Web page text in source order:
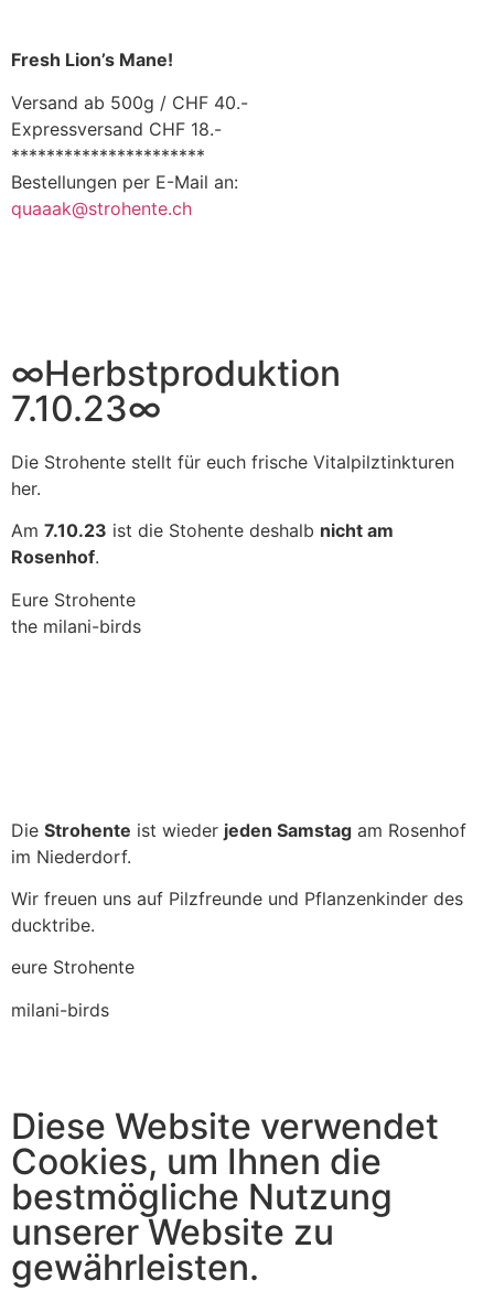
Fresh Lion’s Mane!
Versand ab 500g / CHF 40.-
Expressversand CHF 18.-
**********************
Bestellungen per E-Mail an:
quaaak@strohente.ch
∞Herbstproduktion
7.10.23∞
Die Strohente stellt für euch frische Vitalpilztinkturen
her.
Am 7.10.23 ist die Stohente deshalb nicht am
Rosenhof.
Eure Strohente
the milani-birds
Die Strohente ist wieder jeden Samstag am Rosenhof
im Niederdorf.
Wir freuen uns auf Pilzfreunde und Pflanzenkinder des
ducktribe.
eure Strohente
milani-birds
Diese Website verwendet
Cookies, um Ihnen die
bestmögliche Nutzung
unserer Website zu
gewährleisten.